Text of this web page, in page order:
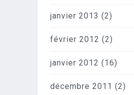
janvier 2013 (2)
février 2012 (2)
janvier 2012 (16)
décembre 2011 (2)